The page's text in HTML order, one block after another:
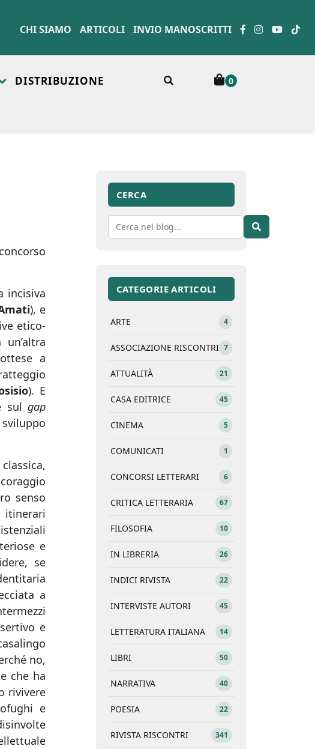
CHI SIAMO ARTICOLI INVIO MANOSCRITTI
DISTRIBUZIONE
0
incisiva
), e
etico-
a
). E
sul gap
senso
e
se
a
e
no,
che ha
rivivere
e
CERCA
CATEGORIE ARTICOLI
ARTE 4
ASSOCIAZIONE RISCONTRI 7
ATTUALITÀ 21
CASA EDITRICE 45
CINEMA 5
COMUNICATI 1
CONCORSI LETTERARI 6
CRITICA LETTERARIA 67
FILOSOFIA 10
IN LIBRERIA 26
INDICI RIVISTA 22
INTERVISTE AUTORI 45
LETTERATURA ITALIANA 14
LIBRI 50
NARRATIVA 40
POESIA 22
RIVISTA RISCONTRI 341